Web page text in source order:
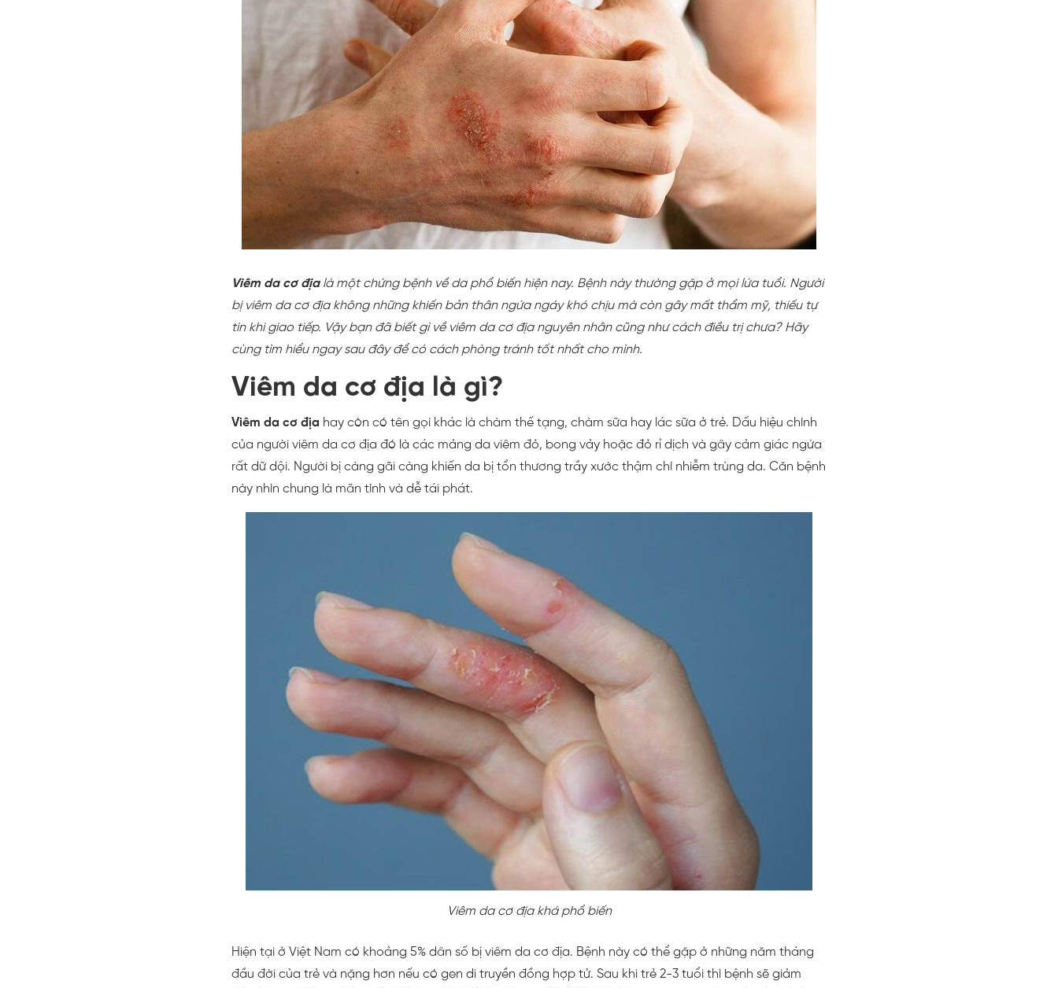
Viêm da cơ địalà một chứng bệnh về da phổ biến hiện nay. Bệnh này thường gặp ở mọi lứa tuổi. Người
bị viêm da cơ địa không những khiến bản thân ngứa ngáy khó chịu mà còn gây mất thẩm mỹ, thiếu tự
tin khi giao tiếp. Vậy bạn đã biết gì về viêm da cơ địa nguyên nhân cũng như cách điều trị chưa? Hãy
cùng tìm hiểu ngay sau đây để có cách phòng tránh tốt nhất cho mình.
Viêm da cơ địa là gì?
Viêm da cơ địa hay còn có tên gọi khác là chàm thế tạng, chàm sữa hay lác sữa ở trẻ. Dấu hiệu chính
của người viêm da cơ địa đó là các mảng da viêm đỏ, bong vảy hoặc đỏ rỉ dịch và gây cảm giác ngứa
rất dữ dội. Người bị càng gãi càng khiến da bị tổn thương trầy xước thậm chí nhiễm trùng da. Căn bệnh
này nhìn chung là mãn tính và dễ tái phát.
Viêm da cơ địa khá phổ biến
Hiện tại ở Việt Nam có khoảng 5% dân số bị viêm da cơ địa. Bệnh này có thể gặp ở những năm tháng
đầu đời của trẻ và nặng hơn nếu có gen di truyền đồng hợp tử. Sau khi trẻ 2-3 tuổi thì bệnh sẽ giảm